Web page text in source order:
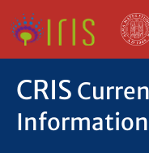
CRIS